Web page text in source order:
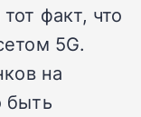
факт, что
5G.
на
быть